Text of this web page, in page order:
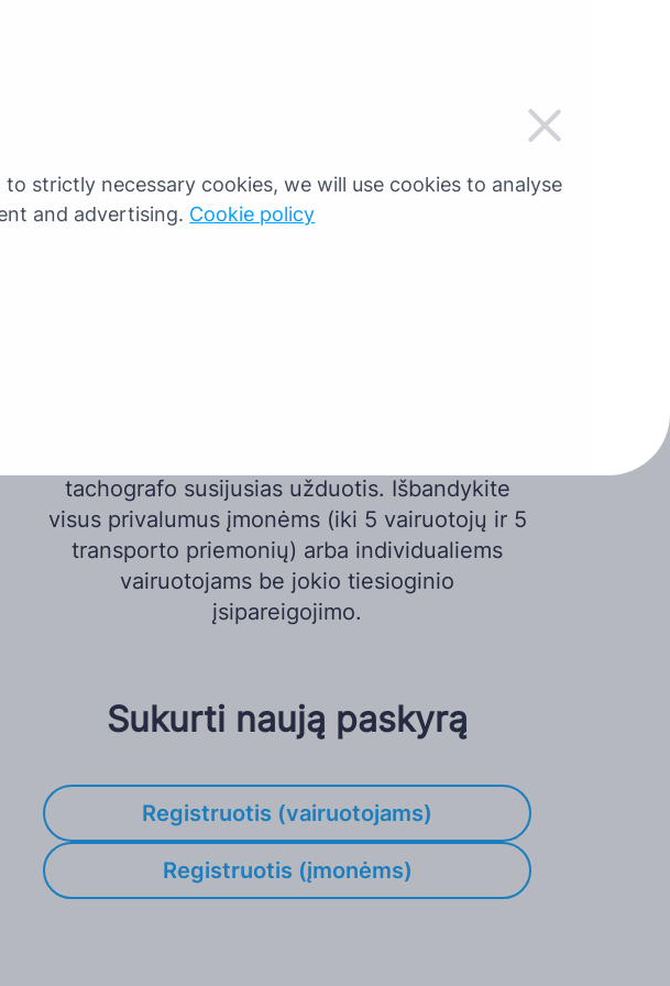
strictly necessary cookies, we will use cookies to analyse
and advertising. Cookie policy
tachografo susijusias užduotis. Išbandykite
visus privalumus įmonėms (iki 5 vairuotojų ir 5
transporto priemonių) arba individualiems
vairuotojams be jokio tiesioginio
įsipareigojimo.
Sukurti naują paskyrą
Registruotis (vairuotojams)
Registruotis (įmonėms)